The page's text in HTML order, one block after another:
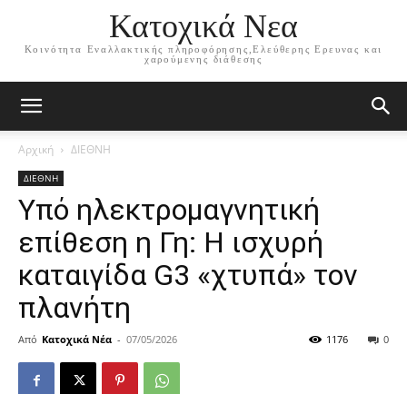
Κατοχικά Νεα
Κοινότητα Εναλλακτικής πληροφόρησης,Ελεύθερης Ερευνας και
χαρούμενης διάθεσης
Αρχική ΔΙΕΘΝΗ
ΔΙΕΘΝΗ
Υπό ηλεκτρομαγνητική
επίθεση η Γη: Η ισχυρή
καταιγίδα G3 «χτυπά» τον
πλανήτη
Από Κατοχικά Νέα - 07/05/2026 0
1176